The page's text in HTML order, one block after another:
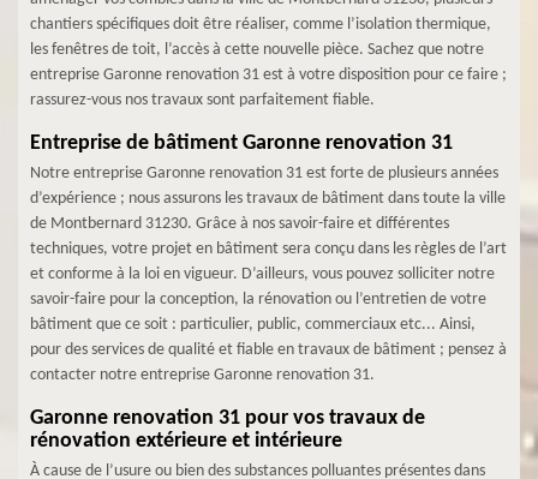
chantiers spécifiques doit être réaliser, comme l’isolation thermique,
les fenêtres de toit, l’accès à cette nouvelle pièce. Sachez que notre
entreprise Garonne renovation 31 est à votre disposition pour ce faire ;
rassurez-vous nos travaux sont parfaitement fiable.
Entreprise de bâtiment Garonne renovation 31
Notre entreprise Garonne renovation 31 est forte de plusieurs années
d’expérience ; nous assurons les travaux de bâtiment dans toute la ville
de Montbernard 31230. Grâce à nos savoir-faire et différentes
techniques, votre projet en bâtiment sera conçu dans les règles de l’art
et conforme à la loi en vigueur. D’ailleurs, vous pouvez solliciter notre
savoir-faire pour la conception, la rénovation ou l’entretien de votre
bâtiment que ce soit : particulier, public, commerciaux etc... Ainsi,
pour des services de qualité et fiable en travaux de bâtiment ; pensez à
contacter notre entreprise Garonne renovation 31.
Garonne renovation 31 pour vos travaux de
rénovation extérieure et intérieure
À cause de l’usure ou bien des substances polluantes présentes dans